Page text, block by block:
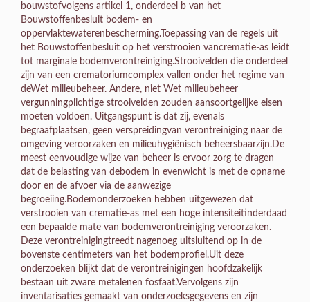
bouwstofvolgens artikel 1, onderdeel b van het
Bouwstoffenbesluit bodem- en
oppervlaktewaterenbescherming.Toepassing van de regels uit
het Bouwstoffenbesluit op het verstrooien vancrematie-as leidt
tot marginale bodemverontreiniging.Strooivelden die onderdeel
zijn van een crematoriumcomplex vallen onder het regime van
deWet milieubeheer. Andere, niet Wet milieubeheer
vergunningplichtige strooivelden zouden aansoortgelijke eisen
moeten voldoen. Uitgangspunt is dat zij, evenals
begraafplaatsen, geen verspreidingvan verontreiniging naar de
omgeving veroorzaken en milieuhygiënisch beheersbaarzijn.De
meest eenvoudige wijze van beheer is ervoor zorg te dragen
dat de belasting van debodem in evenwicht is met de opname
door en de afvoer via de aanwezige
begroeiing.Bodemonderzoeken hebben uitgewezen dat
verstrooien van crematie-as met een hoge intensiteitinderdaad
een bepaalde mate van bodemverontreiniging veroorzaken.
Deze verontreinigingtreedt nagenoeg uitsluitend op in de
bovenste centimeters van het bodemprofiel.Uit deze
onderzoeken blijkt dat de verontreinigingen hoofdzakelijk
bestaan uit zware metalenen fosfaat.Vervolgens zijn
inventarisaties gemaakt van onderzoeksgegevens en zijn